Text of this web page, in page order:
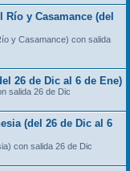
y Casamance (del
y Casamance) con salida
26 de Dic al 6 de Ene)
salida 26 de Dic
(del 26 de Dic al 6
con salida 26 de Dic